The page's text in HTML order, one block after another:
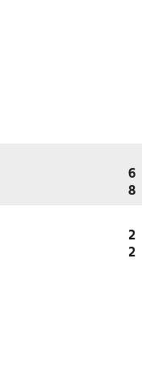
6
8
2
2